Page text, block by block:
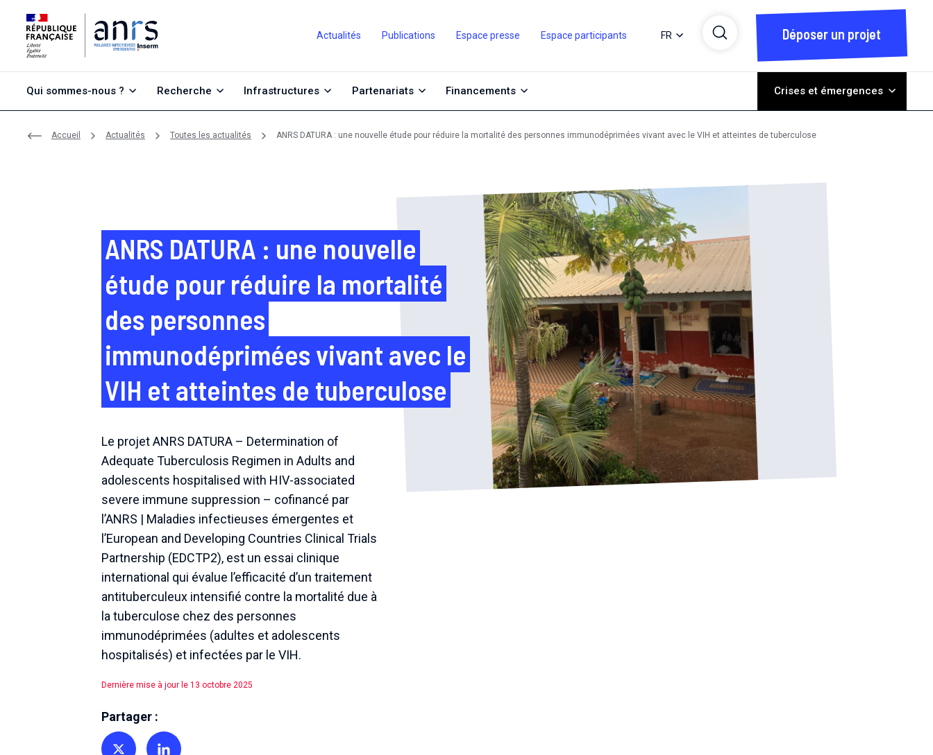
Actualités Publications Espace presse Espace participants FR Déposer un projet
Qui sommes-nous ? Recherche Infrastructures Partenariats Financements Crises et émergences
Accueil Actualités Toutes les actualités ANRS DATURA : une nouvelle étude pour réduire la mortalité des personnes immunodéprimées vivant avec le VIH et atteintes de tuberculose
ANRS DATURA : une nouvelle
étude pour réduire la mortalité
des personnes
immunodéprimées vivant avec le
VIH et atteintes de tuberculose
Le projet ANRS DATURA – Determination of
Adequate Tuberculosis Regimen in Adults and
adolescents hospitalised with HIV-associated
severe immune suppression – cofinancé par
l’ANRS | Maladies infectieuses émergentes et
l’European and Developing Countries Clinical Trials
Partnership (EDCTP2), est un essai clinique
international qui évalue l’efficacité d’un traitement
antituberculeux intensifié contre la mortalité due à
la tuberculose chez des personnes
immunodéprimées (adultes et adolescents
hospitalisés) et infectées par le VIH.
Dernière mise à jour le 13 octobre 2025
Partager :